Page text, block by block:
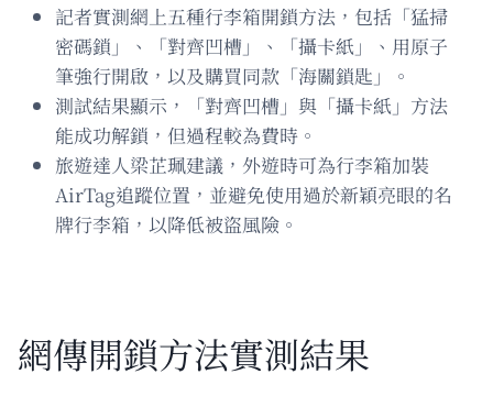
記者實測網上五種行李箱開鎖方法，包括「猛掃
密碼鎖」、「對齊凹槽」、「攝卡紙」、用原子
筆強行開啟，以及購買同款「海關鎖匙」。
測試結果顯示，「對齊凹槽」與「攝卡紙」方法
能成功解鎖，但過程較為費時。
旅遊達人梁芷珮建議，外遊時可為行李箱加裝
AirTag追蹤位置，並避免使用過於新穎亮眼的名
牌行李箱，以降低被盜風險。
網傳開鎖方法實測結果